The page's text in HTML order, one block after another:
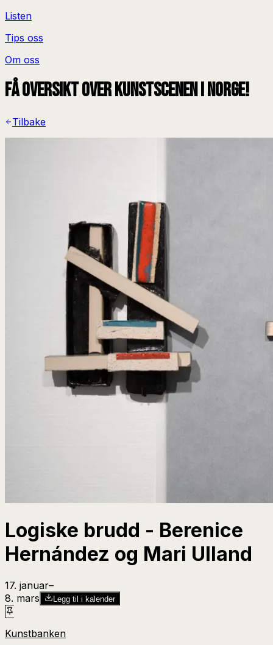
Listen
Tips oss
Om oss
Få oversikt over kunstscenen i Norge!
Tilbake
Logiske brudd - Berenice
Hernández og Mari Ulland
17. januar–​
8. mars
Legg til i kalender
Kunstbanken